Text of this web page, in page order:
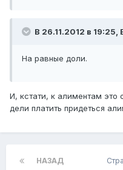
В 26.11.2012 в 19:25,
На равные доли.
И, кстати, к алиментам это
дели платить придеться
НАЗАД